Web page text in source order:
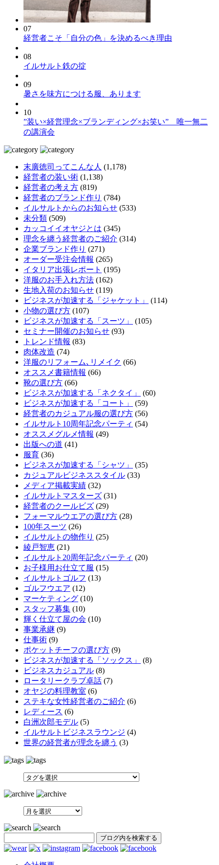
07
経営者こそ「自分の色」を決めるべき理由
08
イルサルト鉄の掟
09
暑さを味方につける服、あります
10
”装い×経営理念×ブランディング×お笑い” 唯一無二
の講演会
末廣徳司ってこんな人 (1,178)
経営者の装い術 (1,138)
経営者の考え方 (819)
経営者のブランド作り (784)
イルサルトからのお知らせ (533)
未分類 (509)
カッコイイオヤジとは (345)
理念を纏う経営者のご紹介 (314)
企業ブランド作り (271)
オーダー受注会情報 (265)
イタリア出張レポート (195)
洋服のお手入れ方法 (162)
生地入荷のお知らせ (119)
ビジネスが加速する「ジャケット」
(114)
小物の選び方 (107)
ビジネスが加速する「スーツ」
(105)
セミナー開催のお知らせ (93)
トレンド情報 (83)
肉体改造 (74)
洋服のリフォーム､リメイク (66)
オススメ書籍情報 (66)
靴の選び方 (66)
ビジネスが加速する「ネクタイ」
(60)
ビジネスが加速する「コート」
(59)
経営者のカジュアル服の選び方 (56)
イルサルト10周年記念パーティ (54)
オススメグルメ情報 (49)
出版への道 (41)
服育 (36)
ビジネスが加速する「シャツ」
(35)
カジュアルビジネススタイル (33)
メディア掲載実績 (32)
イルサルトマスターズ (31)
経営者のクールビズ (29)
フォーマルウエアの選び方 (28)
100年スーツ (26)
イルサルトの物作り (25)
綾戸智恵 (21)
イルサルト20周年記念パーティ (20)
お子様用お仕立て服 (15)
イルサルトゴルフ (13)
ゴルフウエア (12)
マーケティング (10)
スタッフ募集 (10)
輝く仕立て屋の会 (10)
事業承継 (9)
仕事術 (9)
ポケットチーフの選び方 (9)
ビジネスが加速する「ソックス」
(8)
ビジネスカジュアル (8)
ロータリークラブ卓話 (7)
オヤジの料理教室 (6)
ステキな女性経営者のご紹介 (6)
レディース (6)
白洲次郎モデル (5)
イルサルトビジネスラウンジ (4)
世界の経営者が理念を纏う (3)
SEARCH